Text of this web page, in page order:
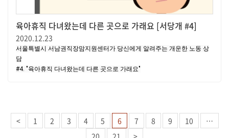
육아휴직 다녀왔는데 다른 곳으로 가래요 [서당개 #4]
2020.12.23
서울특별시 서남권직장맘지원센터가 당신에게 알려주는 개운한 노동 상
담
#4. "육아휴직 다녀왔는데 다른 곳으로 가래요"
< 1 2 3 4 5 6 7 8 9 10
…
20
21 >